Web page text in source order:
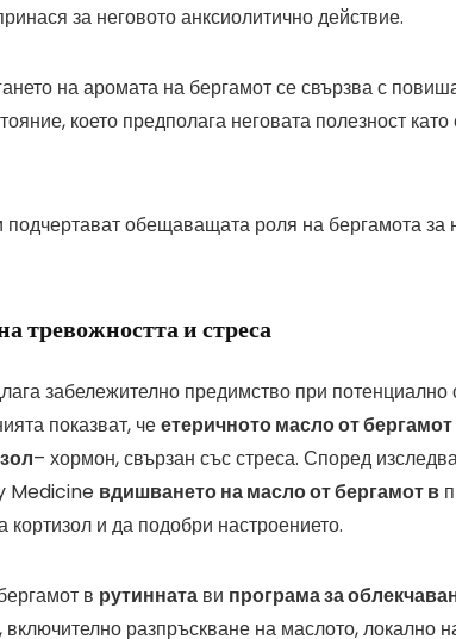
за неговото анксиолитично действие.
на аромата на бергамот се свързва с
което предполага неговата полезност
подчертават обещаващата роля на бергамота за
тревожността и стреса
забележително предимство при потенциално
показват, чеетеричното масло от бергамот
– хормон, свързан със стреса. Според
Medicine вдишването на масло от бергамот в
кортизол и да подобри настроението.
в рутинната ви програма за
включително разпръскване на маслото, локално